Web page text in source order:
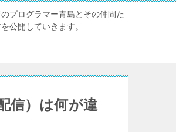
プログラマー青島とその仲間た
公開していきます。
信）は何が違